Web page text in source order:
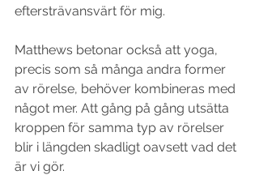
eftersträvansvärt för mig.
Matthews betonar också att yoga,
precis som så många andra former
av rörelse, behöver kombineras med
något mer. Att gång på gång utsätta
kroppen för samma typ av rörelser
blir i längden skadligt oavsett vad det
är vi gör.